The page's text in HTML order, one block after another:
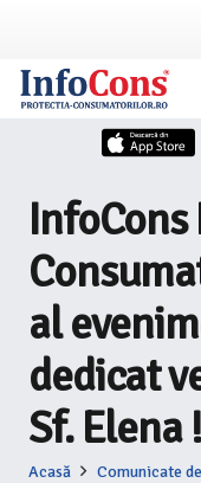
al
dedicat
Sf. Elena !
Acasă
Comunicate